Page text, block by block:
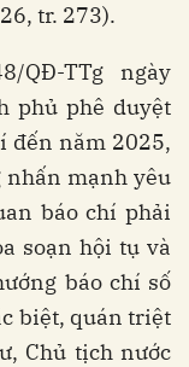
tr. 273).
QĐ-TTg ngày
phủ phê duyệt
đến năm 2025,
mạnh yêu
báo chí phải
soạn hội tụ và
báo chí số
biệt, quán triệt
Chủ tịch nước